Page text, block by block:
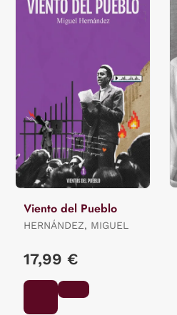
Viento del Pueblo
HERNÁNDEZ, MIGUEL
17,99 €